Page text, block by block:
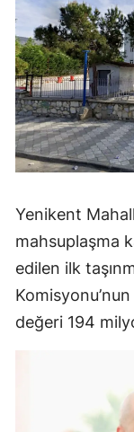
Yenikent
mahsuplaşma
edilen ilk
değeri 194